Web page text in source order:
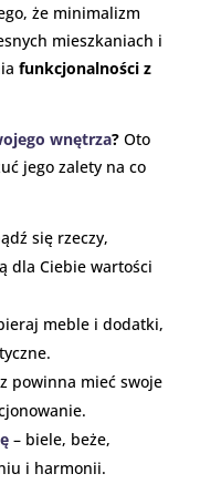
że minimalizm
mieszkaniach i
funkcjonalności z
wnętrza? Oto
jego zalety na co
się rzeczy,
dla Ciebie wartości
meble i dodatki,
powinna mieć swoje
– biele, beże,
i harmonii.